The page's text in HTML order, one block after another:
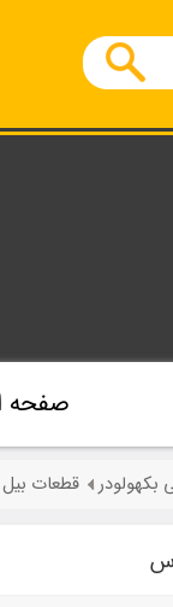
صفحه
بکهولودر قطعات بیل